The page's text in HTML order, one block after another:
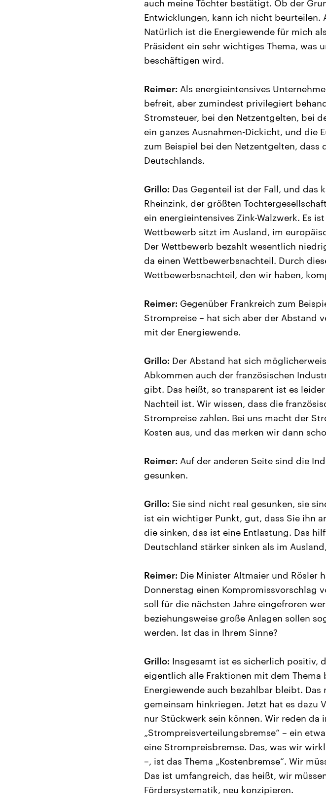
auch meine Töchter bestätigt. Ob der
Entwicklungen, kann ich nicht beurteilen.
Natürlich ist die Energiewende für mich
Präsident ein sehr wichtiges Thema, was
beschäftigen wird.
Reimer: Als energieintensives
befreit, aber zumindest privilegiert
Stromsteuer, bei den Netzentgelten, bei
ein ganzes Ausnahmen-Dickicht, und die
zum Beispiel bei den Netzentgelten,
Deutschlands.
Grillo: Das Gegenteil ist der Fall, und das
Rheinzink, der größten
ein energieintensives Zink-Walzwerk. Es
Wettbewerb sitzt im Ausland, im
Der Wettbewerb bezahlt wesentlich
da einen Wettbewerbsnachteil. Durch
Wettbewerbsnachteil, den wir haben,
Reimer: Gegenüber Frankreich zum
Strompreise – hat sich aber der Abstand
mit der Energiewende.
Grillo: Der Abstand hat sich
Abkommen auch der französischen
gibt. Das heißt, so transparent ist es
Nachteil ist. Wir wissen, dass die
Strompreise zahlen. Bei uns macht der
Kosten aus, und das merken wir dann
Reimer: Auf der anderen Seite sind die
gesunken.
Grillo: Sie sind nicht real gesunken, sie
ist ein wichtiger Punkt, gut, dass Sie ihn
die sinken, das ist eine Entlastung. Das
Deutschland stärker sinken als im
Reimer: Die Minister Altmaier und Rösler
Donnerstag einen Kompromissvorschlag
soll für die nächsten Jahre eingefroren
beziehungsweise große Anlagen sollen
werden. Ist das in Ihrem Sinne?
Grillo: Insgesamt ist es sicherlich positiv,
eigentlich alle Fraktionen mit dem
Energiewende auch bezahlbar bleibt.
gemeinsam hinkriegen. Jetzt hat es dazu
nur Stückwerk sein können. Wir reden da
„Strompreisverteilungsbremse“ – ein
eine Strompreisbremse. Das, was wir
–, ist das Thema „Kostenbremse“. Wir
Das ist umfangreich, das heißt, wir
Fördersystematik, neu konzipieren.